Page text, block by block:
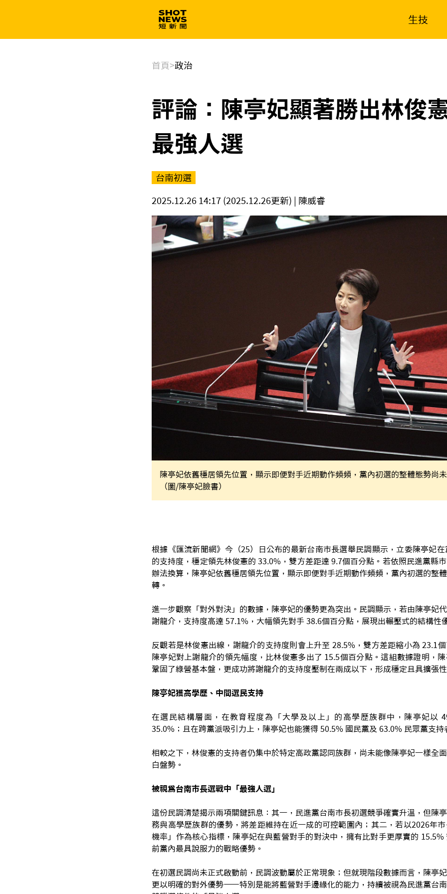
生技
首頁>政治
評論：陳亭妃顯著勝出林俊
最強人選
台南初選
2025.12.26 14:17 (2025.12.26更新) | 陳威睿
陳亭妃依舊穩居領先位置，顯示即便對手近期動作頻頻，黨內初選的整體態勢尚
（圖/陳亭妃臉書）
根據《匯流新聞網》今（25）日公布的最新台南市長選舉民調顯示，立委陳亭妃
的支持度，穩定領先林俊憲的 33.0%，雙方差距達 9.7個百分點。若依照民進黨縣
辦法換算，陳亭妃依舊穩居領先位置，顯示即便對手近期動作頻頻，黨內初選的整
轉。
進一步觀察「對外對決」的數據，陳亭妃的優勢更為突出。民調顯示，若由陳亭妃
謝龍介，支持度高達 57.1%，大幅領先對手 38.6個百分點，展現出輾壓式的結構性
反觀若是林俊憲出線，謝龍介的支持度則會上升至 28.5%，雙方差距縮小為 23.1
陳亭妃對上謝龍介的領先幅度，比林俊憲多出了 15.5個百分點。這組數據證明，
鞏固了綠營基本盤，更成功將謝龍介的支持度壓制在兩成以下，形成穩定且具擴張
陳亭妃獲高學歷、中間選民支持
在選民結構層面，在教育程度為「大學及以上」的高學歷族群中，陳亭妃以
35.0%；且在跨黨派吸引力上，陳亭妃也能獲得 50.5% 國民黨及 63.0% 民眾黨支持
相較之下，林俊憲的支持者仍集中於特定高政黨認同族群，尚未能像陳亭妃一樣全
白盤勢。
被視爲台南市長選戰中「最強人選」
這份民調清楚揭示兩項關鍵訊息：其一，民進黨台南市長初選競爭確實升溫，但陳
務與高學歷族群的優勢，將差距維持在近一成的可控範圍內；其二，若以2026年
機率」作為核心指標，陳亭妃在與藍營對手的對決中，擁有比對手更厚實的 15.5%
前黨內最具說服力的戰略優勢。
在初選民調尚未正式啟動前，民調波動屬於正常現象；但就現階段數據而言，陳亭
更以明確的對外優勢——特別是能將藍營對手邊緣化的能力，持續被視為民進黨台